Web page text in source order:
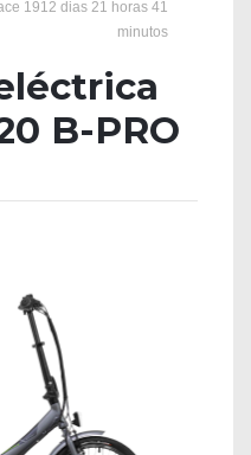
1912 dias 21 horas 41
minutos
B-PRO